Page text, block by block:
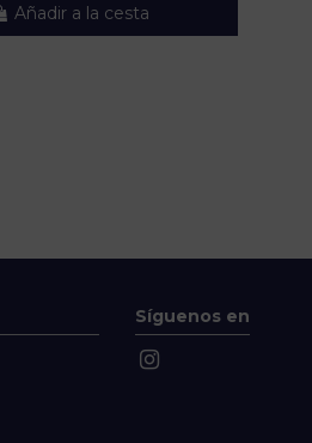
Añadir a la cesta
Síguenos en